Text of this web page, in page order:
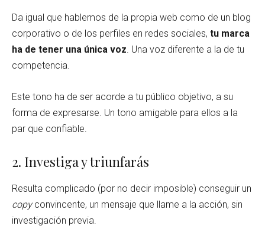
Da igual que hablemos de la propia web como de un blog
corporativo o de los perfiles en redes sociales, tu marca
ha de tener una única voz . Una voz diferente a la de tu
competencia.
Este tono ha de ser acorde a tu público objetivo, a su
forma de expresarse. Un tono amigable para ellos a la
par que confiable.
2. Investiga y triunfarás
Resulta complicado (por no decir imposible) conseguir un
copyconvincente, un mensaje que llame a la acción, sin
investigación previa.